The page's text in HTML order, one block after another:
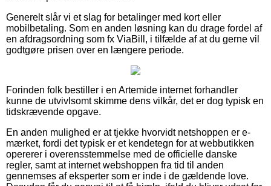
Generelt slår vi et slag for betalinger med kort eller
mobilbetaling. Som en anden løsning kan du drage fordel af
en afdragsordning som fx ViaBill, i tilfælde af at du gerne vil
godtgøre prisen over en længere periode.
Forinden folk bestiller i en Artemide internet forhandler
kunne de utvivlsomt skimme dens vilkår, det er dog typisk en
tidskrævende opgave.
En anden mulighed er at tjekke hvorvidt netshoppen er e-
mærket, fordi det typisk er et kendetegn for at webbutikken
opererer i overensstemmelse med de officielle danske
regler, samt at internet webshoppen fra tid til anden
gennemses af eksperter som er inde i de gældende love.